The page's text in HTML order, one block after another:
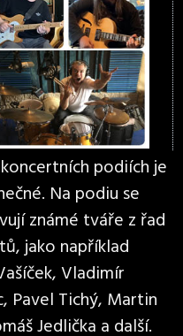
podiích je
Na podiu se
známé tváře z řad
jako například
Vladimír
Pavel Tichý, Martin
Jedlička a další.